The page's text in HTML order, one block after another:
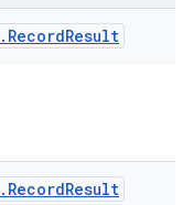
. RecordResult
. RecordResult